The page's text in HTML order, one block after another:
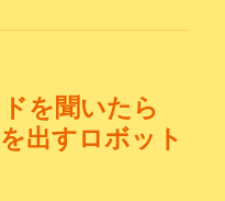
を聞いたら
出すロボット